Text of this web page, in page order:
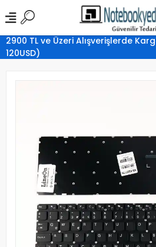
2900 TL ve Üzeri Alışverişlerde
120USD)